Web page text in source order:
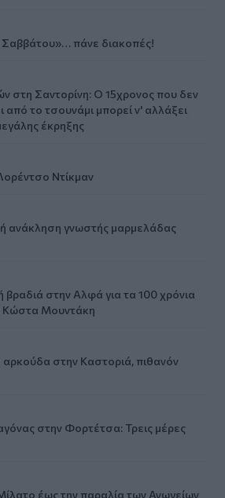
πάνε διακοπές!
στη Σαντορίνη: Ο 15χρονος που δεν
από το τσουνάμι μπορεί ν' αλλάξει
έκρηξης
Ντίκμαν
ανάκληση γνωστής μαρμελάδας
βραδιά στην Αλφά για τα 100 χρόνια
Κώστα Μουντάκη
στην Καστοριά, πιθανόν
στην Φορτέτσα: Τρεις μέρες
έως την παραλία των Ανωγείων